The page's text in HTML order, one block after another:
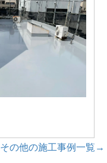
その他の施工事例一覧→